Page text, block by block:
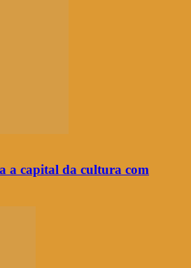
a capital da cultura com